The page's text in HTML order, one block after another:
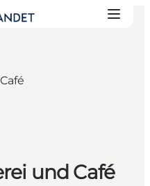
und Café